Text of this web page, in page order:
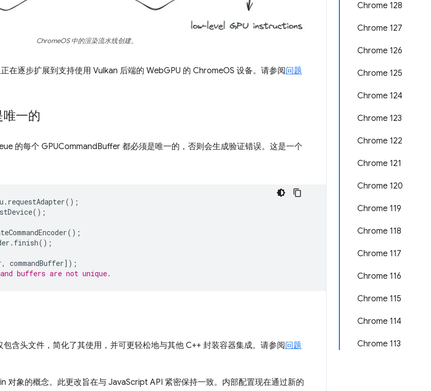
Chrome 128
Chrome 127
Chrome 126
Chrome 125
Chrome 124
Chrome 123
Chrome 122
Chrome 121
Chrome 120
Chrome 119
Chrome 118
Chrome 117
Chrome 116
Chrome 115
Chrome 114
Chrome 113
ChromeOS 中的渲染流水线创建。
在逐步扩展到支持使用 Vulkan 后端的 WebGPU 的 ChromeOS 设备。请参阅问题
一的
的每个 GPUCommandBuffer 都必须是唯一的，否则会生成验证错误。这是一个
. requestAdapter();
();
();
. finish();
, commandBuffer]);
buffers are not unique.
包含头文件，简化了其使用，并可更轻松地与其他 C++ 封装容器集成。请参阅问题
对象的概念。此更改旨在与 JavaScript API 紧密保持一致。内部配置现在通过新的